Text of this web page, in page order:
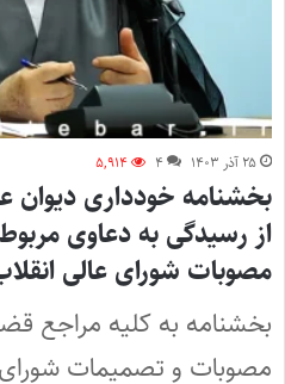
۲۵ آذر ۱۴۰۳ ۴ ۵,۹۱۴
بخشنامه خودداری دیوان
از رسیدگی به دعاوی
مصوبات شورای عالی
بخشنامه به کلیه مراجع
مصوبات و تصمیمات شورای